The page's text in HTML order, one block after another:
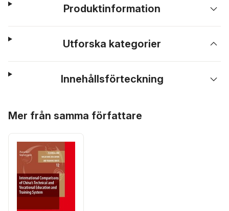
Produktinformation
Utforska kategorier
Innehållsförteckning
Mer från samma författare